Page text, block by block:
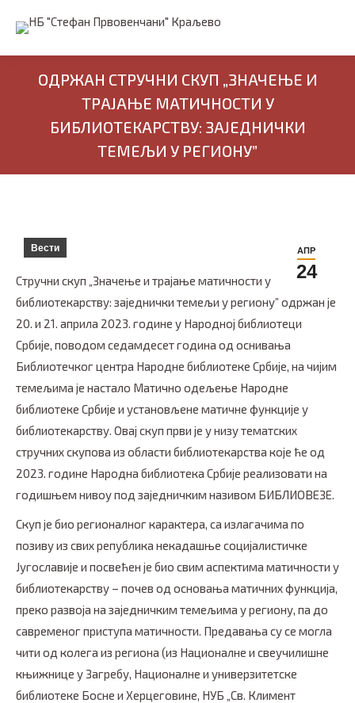
ОДРЖАН СТРУЧНИ СКУП „ЗНАЧЕЊЕ И
ТРАЈАЊЕ МАТИЧНОСТИ У
БИБЛИОТЕКАРСТВУ: ЗАЈЕДНИЧКИ
ТЕМЕЉИ У РЕГИОНУ”
АПР
24
Вести
Стручни скуп „Значење и трајање матичности у
библиотекарству: заједнички темељи у региону” одржан је
20. и 21. априла 2023. године у Народној библиотеци
Србије, поводом седамдесет година од оснивања
Библиотечког центра Народне библиотеке Србије, на чијим
темељима је настало Матично одељење Народне
библиотеке Србије и установљене матичне функције у
библиотекарству. Овај скуп први је у низу тематских
стручних скупова из области библиотекарства које ће од
2023. године Народна библиотека Србије реализовати на
годишњем нивоу под заједничким називом БИБЛИОВЕЗЕ.
Скуп је био регионалног карактера, са излагачима по
позиву из свих република некадашње социјалистичке
Југославије и посвећен је био свим аспектима матичности у
библиотекарству – почев од основања матичних функција,
преко развоја на заједничким темељима у региону, па до
савременог приступа матичности. Предавања су се могла
чити од колега из региона (из Националне и свеучилишне
књижнице у Загребу, Националне и универзитетске
библиотеке Босне и Херцеговине, НУБ „Св. Климент